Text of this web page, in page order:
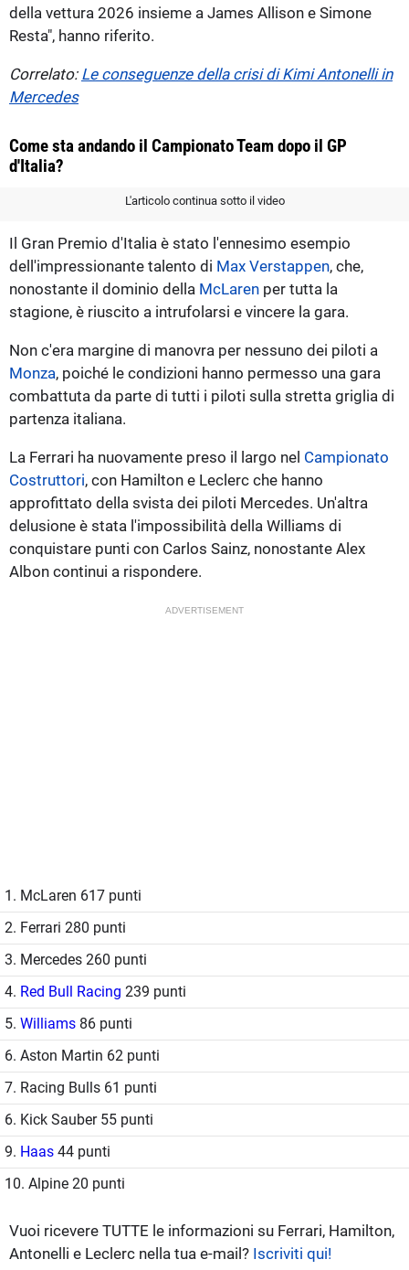
della vettura 2026 insieme a James Allison e Simone
Resta", hanno riferito.
Correlato: Le conseguenze della crisi di Kimi Antonelli in
Mercedes
Come sta andando il Campionato Team dopo il GP
d'Italia?
L'articolo continua sotto il video
Il Gran Premio d'Italia è stato l'ennesimo esempio
dell'impressionante talento di Max Verstappen, che,
nonostante il dominio della McLaren per tutta la
stagione, è riuscito a intrufolarsi e vincere la gara.
Non c'era margine di manovra per nessuno dei piloti a
Monza, poiché le condizioni hanno permesso una gara
combattuta da parte di tutti i piloti sulla stretta griglia di
partenza italiana.
La Ferrari ha nuovamente preso il largo nel Campionato
Costruttori, con Hamilton e Leclerc che hanno
approfittato della svista dei piloti Mercedes. Un'altra
delusione è stata l'impossibilità della Williams di
conquistare punti con Carlos Sainz, nonostante Alex
Albon continui a rispondere.
ADVERTISEMENT
1. McLaren 617 punti
2. Ferrari 280 punti
3. Mercedes 260 punti
4. Red Bull Racing 239 punti
5. Williams 86 punti
6. Aston Martin 62 punti
7. Racing Bulls 61 punti
6. Kick Sauber 55 punti
9. Haas 44 punti
10. Alpine 20 punti
Vuoi ricevere TUTTE le informazioni su Ferrari, Hamilton,
Antonelli e Leclerc nella tua e-mail? Iscriviti qui!